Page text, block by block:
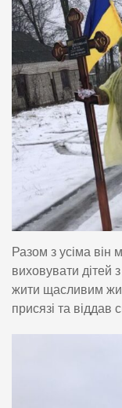
Разом з усіма він
виховувати дітей
жити щасливим
присязі та віддав